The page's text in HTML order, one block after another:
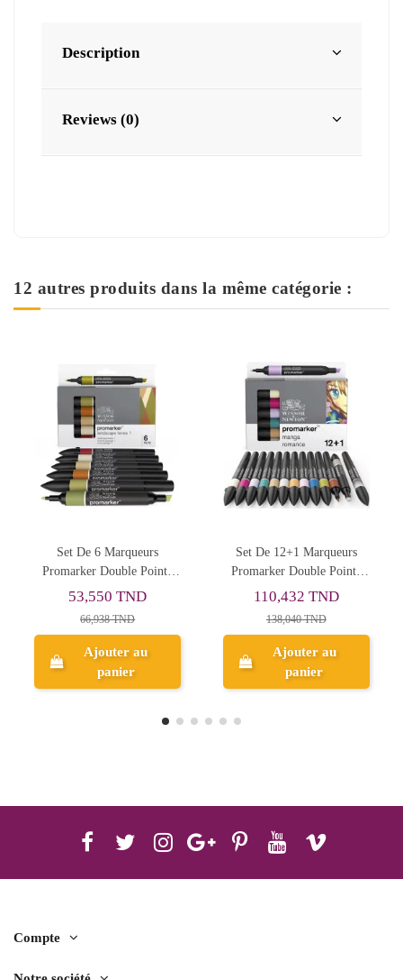
Description
Reviews (0)
12 autres produits dans la même catégorie :
Set De 12+1 Marqueurs
Promarker Double Pointe
Manga Romance - Winsor &
110,432 TND
138,040 TND
Ajouter au
panier
Set De 12+1 Marqueurs
Promarker Double Pointe
Manga 1 - Winsor &
110,432 TND
138,040 TND
Aperçu
Compte